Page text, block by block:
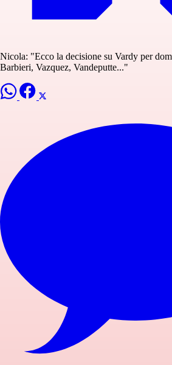
Nicola: "Ecco la decisione su Vardy per
Barbieri, Vazquez, Vandeputte..."